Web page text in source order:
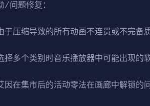
/问题修复：
于压缩导致的所有动画不连贯或不完备
择多个类别时音乐播放器中可能出现的
因在集市后的活动零法在画廊中解锁的问